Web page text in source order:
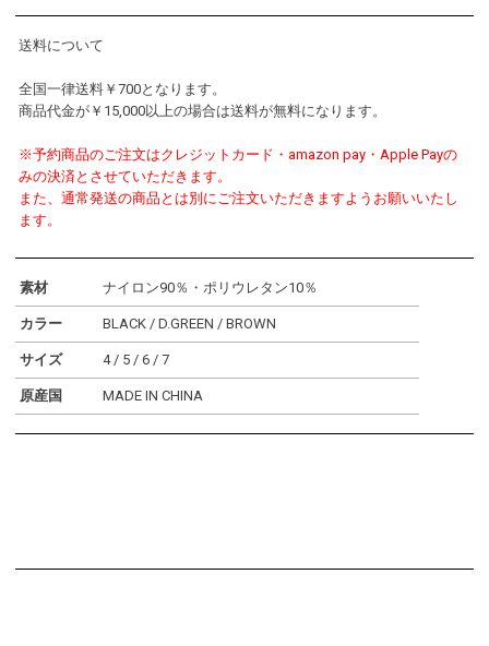
送料について
全国一律送料￥700となります。
商品代金が￥15,000以上の場合は送料が無料になります。
※予約商品のご注文はクレジットカード・amazon pay・Apple Payの
みの決済とさせていただきます。
また、通常発送の商品とは別にご注文いただきますようお願いいたし
ます。
素材 ナイロン90％・ポリウレタン10％
カラー BLACK / D.GREEN / BROWN
サイズ 4 / 5 / 6 / 7
原産国 MADE IN CHINA